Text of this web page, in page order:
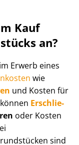
Kauf
an?
Erwerb eines
wie
und Kosten für
Er­schlie­
oder Kosten
sind